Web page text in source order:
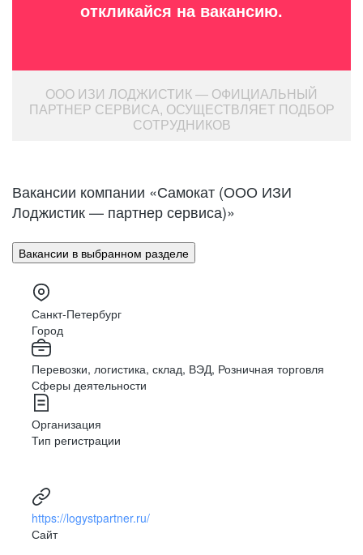
откликайся на вакансию.
ООО ИЗИ ЛОДЖИСТИК — ОФИЦИАЛЬНЫЙ
ПАРТНЕР СЕРВИСА, ОСУЩЕСТВЛЯЕТ ПОДБОР
СОТРУДНИКОВ
Вакансии компании «Самокат (ООО ИЗИ
Лоджистик — партнер сервиса)»
Вакансии в выбранном разделе
Санкт-Петербург
Город
Перевозки, логистика, склад, ВЭД, Розничная торговля
Сферы деятельности
Организация
Тип регистрации
https://logystpartner.ru/
Сайт